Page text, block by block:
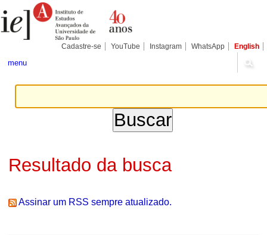
para
conteúdo.
Pessoais
Cadastre-se YouTube Instagram WhatsApp English
menu
Resultado da busca
Assinar um RSS sempre atualizado.